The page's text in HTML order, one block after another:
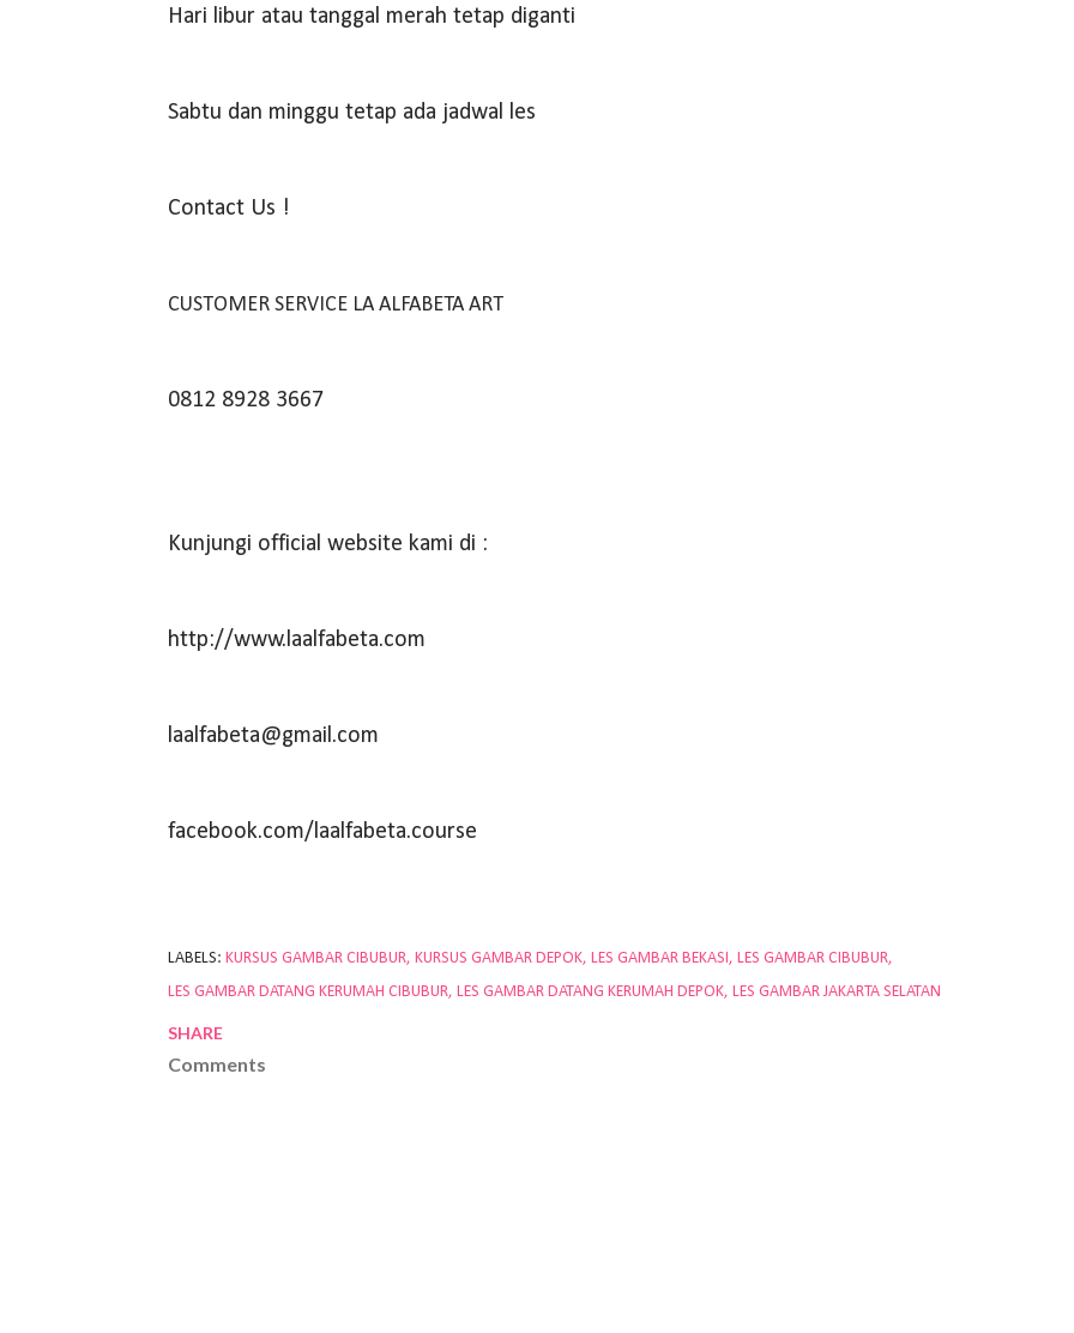
Hari libur atau tanggal merah tetap diganti
Sabtu dan minggu tetap ada jadwal les
Contact Us !
CUSTOMER SERVICE LA ALFABETA ART
0812 8928 3667
Kunjungi official website kami di :
http://www.laalfabeta.com
laalfabeta@gmail.com
facebook.com/laalfabeta.course
LABELS: KURSUS GAMBAR CIBUBUR KURSUS GAMBAR DEPOK LES GAMBAR BEKASI
LES GAMBAR CIBUBUR
LES GAMBAR DATANG KERUMAH CIBUBUR LES GAMBAR DATANG KERUMAH DEPOK LES GAMBAR JAKARTA SELATAN
SHARE
Comments